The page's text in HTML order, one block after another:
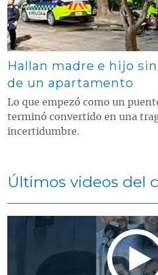
Hallan madre e hijo
de un apartamento
Lo que empezó como un
terminó convertido en una
incertidumbre.
Últimos videos del